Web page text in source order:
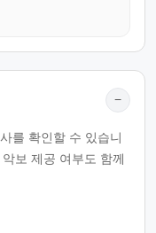
−
를 확인할 수 있습니
보 제공 여부도 함께